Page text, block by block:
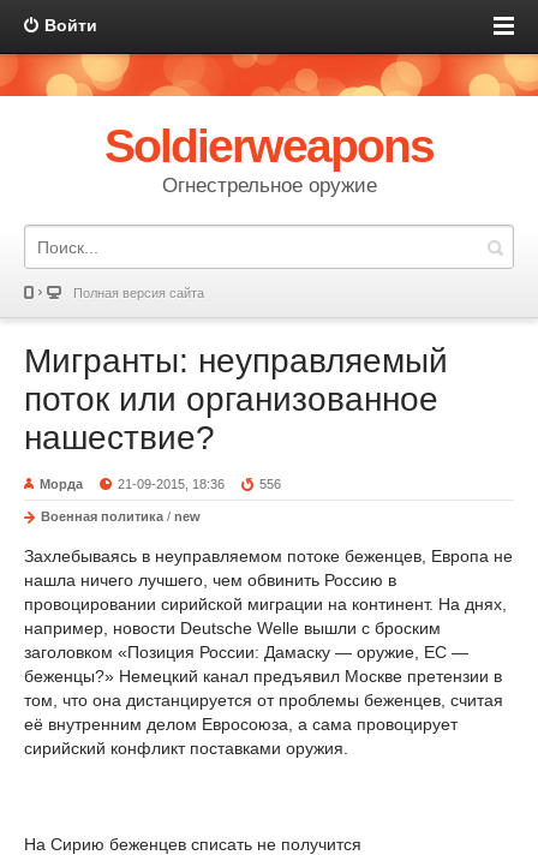
Войти
Soldierweapons
Огнестрельное оружие
Полная версия сайта
Мигранты: неуправляемый
поток или организованное
нашествие?
Морда 21-09-2015, 18:36 556
Военная политика / new
Захлебываясь в неуправляемом потоке беженцев, Европа не
нашла ничего лучшего, чем обвинить Россию в
провоцировании сирийской миграции на континент. На днях,
например, новости Deutsche Welle вышли с броским
заголовком «Позиция России: Дамаску — оружие, ЕС —
беженцы?» Немецкий канал предъявил Москве претензии в
том, что она дистанцируется от проблемы беженцев, считая
её внутренним делом Евросоюза, а сама провоцирует
сирийский конфликт поставками оружия.
На Сирию беженцев списать не получится